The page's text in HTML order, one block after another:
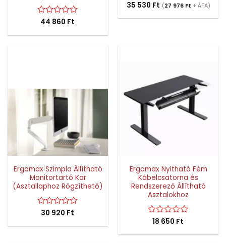
Értékelés:
/
44 860 Ft
Értékelés:
/
35 530 Ft (27 976 Ft + ÁFA)
Ergomax Szimpla Állítható
Monitortartó Kar
(Asztallaphoz Rögzíthető)
Értékelés:
/
30 920 Ft
Ergomax Nyitható Fém
Kábelcsatorna és
Rendszerező Állítható
Asztalokhoz
Értékelés:
/
18 650 Ft